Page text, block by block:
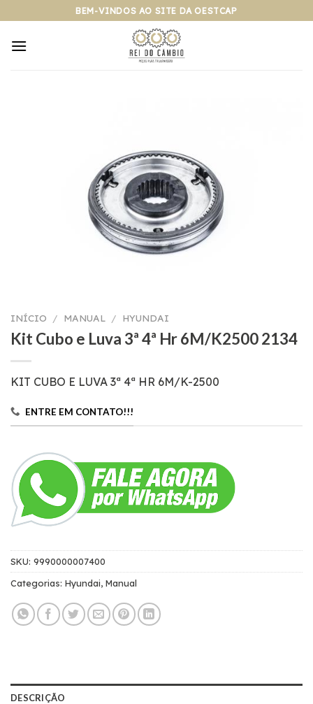
para
BEM-VINDOS AO SITE DA OESTCAP
INÍCIO / MANUAL / HYUNDAI
Kit Cubo e Luva 3ª 4ª Hr 6M/K2500 2134
KIT CUBO E LUVA 3ª 4ª HR 6M/K-2500
ENTRE EM CONTATO!!!
SKU: 9990000007400
Categorias: Hyundai, Manual
DESCRIÇÃO